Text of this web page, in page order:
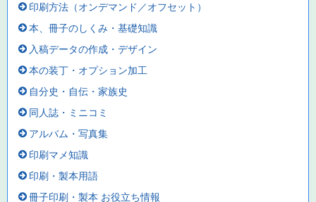
印刷方法（オンデマンド／オフセット）
本、冊子のしくみ・基礎知識
入稿データの作成・デザイン
本の装丁・オプション加工
自分史・自伝・家族史
同人誌・ミニコミ
アルバム・写真集
印刷マメ知識
印刷・製本用語
冊子印刷・製本 お役立ち情報